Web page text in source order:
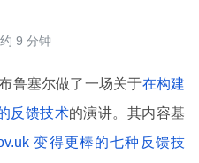
9 分钟
鲁塞尔做了一场关于在构建
反馈技术的演讲。其内容基
变得更棒的七种反馈技